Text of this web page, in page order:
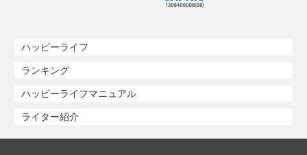
ハッピーライフ
ランキング
ハッピーライフマニュアル
ライター紹介